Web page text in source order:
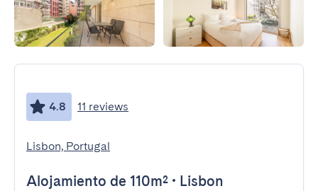
4.8 11 reviews
Lisbon, Portugal
Alojamiento de 110m² • Lisbon